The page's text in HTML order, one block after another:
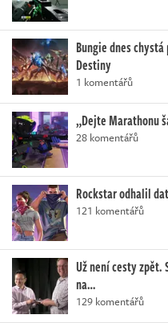
Bungie dnes
Destiny
1 komentářů
„Dejte Marathonu
28 komentářů
Rockstar odhalil
121 komentářů
Už není cesty
na…
129 komentářů